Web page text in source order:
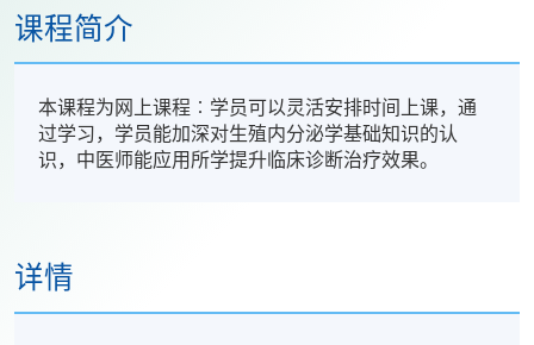
课程简介
本课程为网上课程︰学员可以灵活安排时间上课，通
过学习，学员能加深对生殖内分泌学基础知识的认
识，中医师能应用所学提升临床诊断治疗效果。
详情